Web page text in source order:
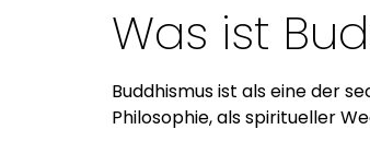
Was ist
Buddhismus ist als eine der
Philosophie, als spiritueller